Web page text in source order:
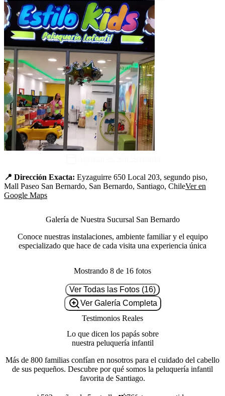
📍 Dirección Exacta: Eyzaguirre 650 Local 203, segundo piso,
Mall Paseo San Bernardo, San Bernardo, Santiago, ChileVer en
Google Maps
Galería de Nuestra Sucursal San Bernardo
Conoce nuestras instalaciones, ambiente familiar y el equipo
especializado que hace de cada visita una experiencia única
Mostrando 8 de 16 fotos
Ver Todas las Fotos (16)
Ver Galería Completa
Testimonios Reales
Lo que dicen los papás sobre
nuestra peluquería infantil
Más de 800 familias confían en nosotros para el cuidado del cabello
de sus pequeños. Descubre por qué somos la peluquería infantil
favorita de Santiago.